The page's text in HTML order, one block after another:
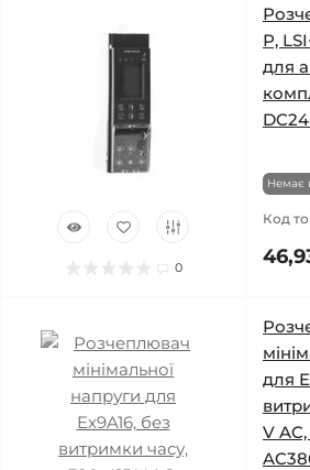
0
Р,
для
Немає
Код
для
V